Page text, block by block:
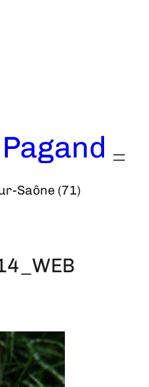
Saône (71)